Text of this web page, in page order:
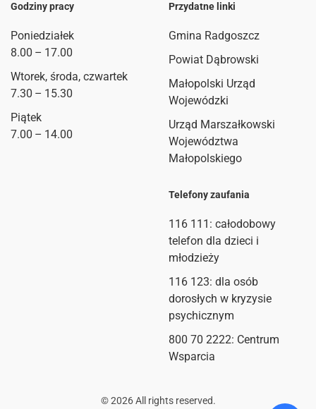
Godziny pracy
Poniedziałek
8.00 – 17.00
Wtorek, środa, czwartek
7.30 – 15.30
Piątek
7.00 – 14.00
Przydatne linki
Gmina Radgoszcz
Powiat Dąbrowski
Małopolski Urząd
Wojewódzki
Urząd Marszałkowski
Województwa
Małopolskiego
Telefony zaufania
116 111 : całodobowy
telefon dla dzieci i
młodzieży
116 123: dla osób
dorosłych w kryzysie
psychicznym
800 70 2222: Centrum
Wsparcia
©2026All rights reserved.